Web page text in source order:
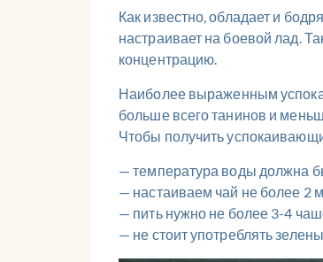
Как известно, обладает и
настраивает на боевой лад.
концентрацию.
Наиболее выраженным
больше всего танинов и
Чтобы получить
— температура воды должна
— настаиваем чай не более 2
— пить нужно не более 3-4
— не стоит употреблять